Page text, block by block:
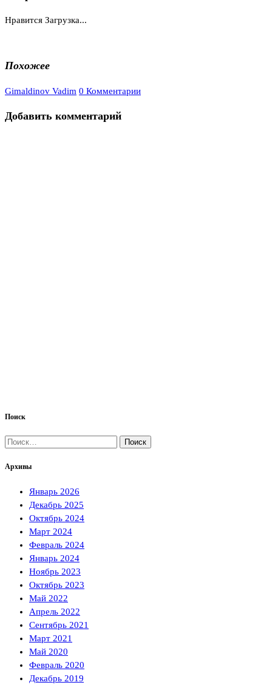
Нравится Загрузка...
Похожее
Gimaldinov Vadim 0 Комментарии
Добавить комментарий
Поиск
Найти:
Архивы
Январь 2026
Декабрь 2025
Октябрь 2024
Март 2024
Февраль 2024
Январь 2024
Ноябрь 2023
Октябрь 2023
Май 2022
Апрель 2022
Сентябрь 2021
Март 2021
Май 2020
Февраль 2020
Декабрь 2019